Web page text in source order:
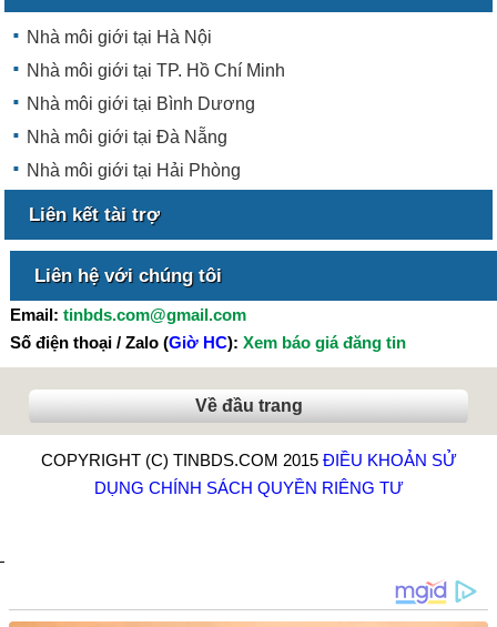
Nhà môi giới tại Hà Nội
Nhà môi giới tại TP. Hồ Chí Minh
Nhà môi giới tại Bình Dương
Nhà môi giới tại Đà Nẵng
Nhà môi giới tại Hải Phòng
Liên kết tài trợ
Liên hệ với chúng tôi
Email: tinbds.com@gmail.com
Số điện thoại / Zalo (Giờ HC): Xem báo giá đăng tin
Về đầu trang
COPYRIGHT (C) TINBDS.COM 2015 ĐIỀU KHOẢN SỬ
DỤNG CHÍNH SÁCH QUYỀN RIÊNG TƯ